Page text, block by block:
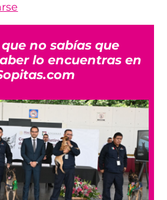
no sabías que
lo encuentras en